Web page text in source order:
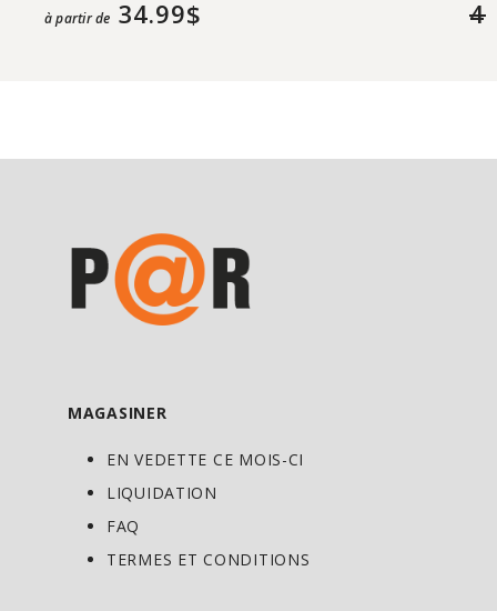
à partir de 34.99$
MAGASINER
EN VEDETTE CE MOIS-CI
LIQUIDATION
FAQ
TERMES ET CONDITIONS